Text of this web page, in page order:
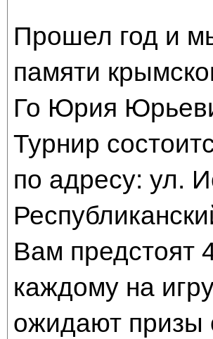
Прошел год и
памяти
Го Юрия
Турнир
по адресу: ул.
Вам предстоят
каждому на
ожидают призы